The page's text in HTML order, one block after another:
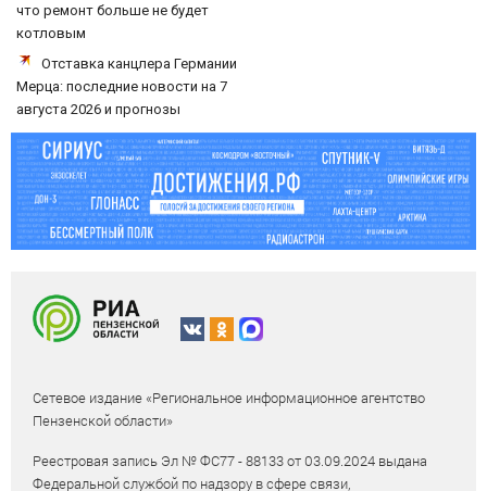
что ремонт больше не будет
котловым
Отставка канцлера Германии
Мерца: последние новости на 7
августа 2026 и прогнозы
Сетевое издание «Региональное информационное агентство
Пензенской области»
Реестровая запись Эл № ФС77 - 88133 от 03.09.2024 выдана
Федеральной службой по надзору в сфере связи,